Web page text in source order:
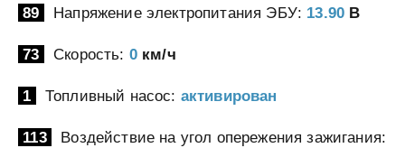
89 Напряжение электропитания ЭБУ: 13.90 В
73 Скорость: 0км/ч
1 Топливный насос: активирован
113
Воздействие на угол опережения зажигания: